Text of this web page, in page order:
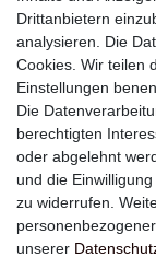
Newsletter
E-MAIL **
Hiermit bestätige ich,
Einwilligung kann ich
Drittanbietern
analysieren. Die
Cookies. Wir teilen
Einstellungen
Die
berechtigten
oder abgelehnt
und die
zu widerrufen.
unserer